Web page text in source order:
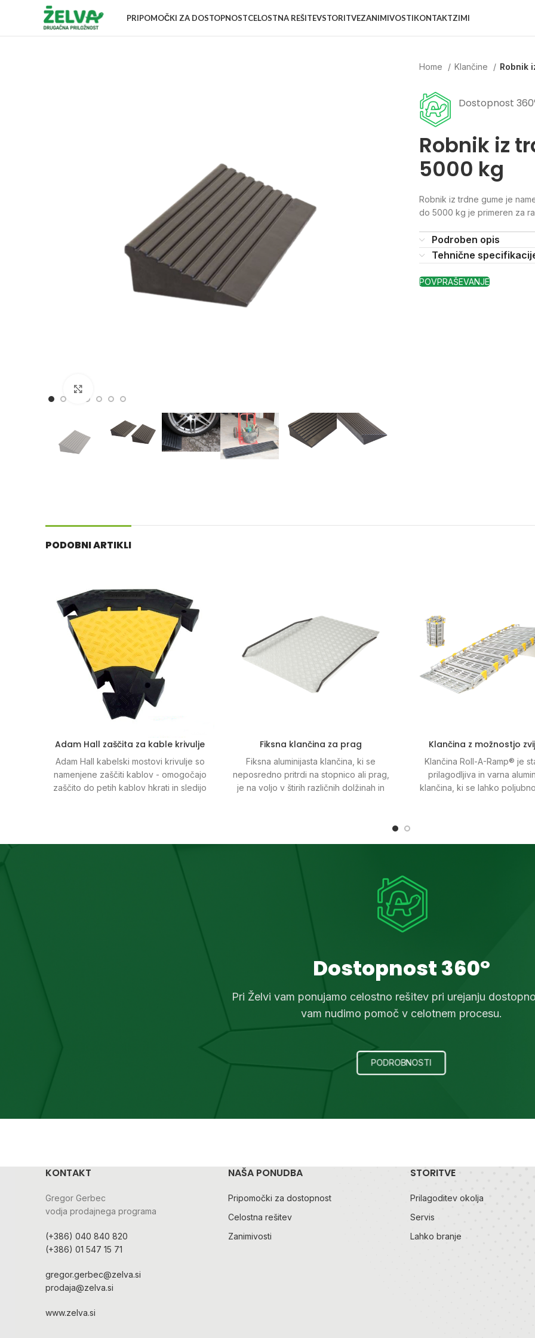
PRIPOMOČKI ZA DOSTOPNOSTCELOSTNA REŠITEVSTORITVEZANIMIVOSTIKONTAKTZIMI
Home Klančine Robnik
Dostopnost
Robnik iz
5000 kg
Robnik iz trdne gume je
do 5000 kg je primeren za
Podroben opis
Tehnične
POVPRAŠEVANJE
PODOBNI ARTIKLI
Adam Hall zaščita za kable krivulje
Adam Hall kabelski mostovi krivulje so
namenjene zaščiti kablov - omogočajo
zaščito do petih kablov hkrati in sledijo
Fiksna klančina za prag
Fiksna aluminijasta klančina, ki se
neposredno pritrdi na stopnico ali prag,
je na voljo v štirih različnih dolžinah in
Klančina z možnostjo
Klančina Roll-A-Ramp® je
prilagodljiva in varna
klančina, ki se lahko
Dostopnost 360°
Pri Želvi vam ponujamo celostno rešitev pri urejanju
vam nudimo pomoč v celotnem procesu.
PODROBNOSTI
KONTAKT
Gregor Gerbec
vodja prodajnega programa
(+386) 040 840 820
(+386) 01 547 15 71
gregor.gerbec@zelva.si
prodaja@zelva.si
www.zelva.si
NAŠA PONUDBA
Pripomočki za dostopnost
Celostna rešitev
Zanimivosti
STORITVE
Prilagoditev okolja
Servis
Lahko branje